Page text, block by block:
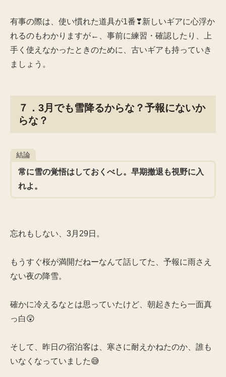
有事の際は、使い慣れた道具が1番❣新しいギアに心浮か
れるのもわかりますが←、事前に練習・確認したり、上
手く使えなかったときのために、古いギアも持っていき
ましょう。
７．3月でも雪降るからな？予報にないか
らな？
結論
常に雪の覚悟はしておくべし。早期撤退も視野に入
れよ。
忘れもしない、3月29日。
もうすぐ桜が満開だねーなんて話してた、予報に雨さえ
ない夜の降雪。
確かに冷えるなとは思っていたけど、朝起きたら一面真
っ白😲
そして、昨日の宿泊客は、寒さに耐えかねたのか、誰も
いなくなっていました😅